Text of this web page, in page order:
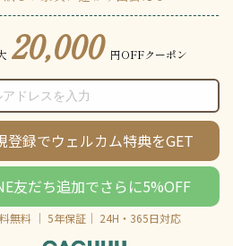
明をもっと見る